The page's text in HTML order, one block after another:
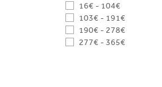
16€ - 104€
103€ - 191€
190€ - 278€
277€ - 365€